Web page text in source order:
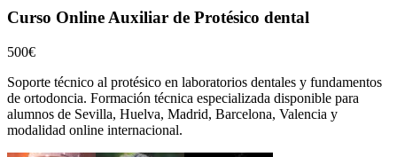
Curso Online Auxiliar de Protésico dental
500€
Soporte técnico al protésico en laboratorios dentales y fundamentos
de ortodoncia. Formación técnica especializada disponible para
alumnos de Sevilla, Huelva, Madrid, Barcelona, Valencia y
modalidad online internacional.